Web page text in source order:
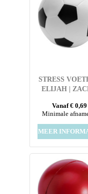
STRESS
ELIJAH |
Vanaf € 0,69
Minimale
MEER